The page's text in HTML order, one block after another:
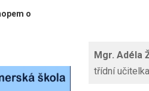
Mgr. Adéla
třídní
o